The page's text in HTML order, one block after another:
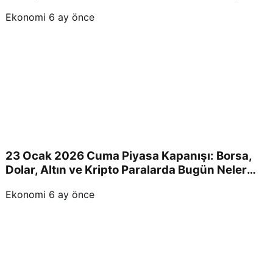
Ekonomi 6 ay önce
23 Ocak 2026 Cuma Piyasa Kapanışı: Borsa,
Dolar, Altın ve Kripto Paralarda Bugün Neler
Ekonomi 6 ay önce